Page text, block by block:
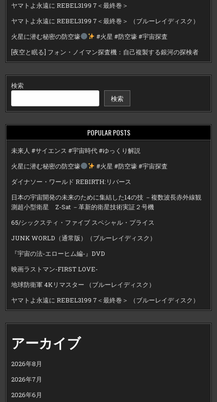
ヤマトよ永遠に REBEL3199 7＜最終巻＞
ヤマトよ永遠に REBEL3199 7＜最終巻＞ （ブルーレイディスク）
火星に潜む秘密の防空壕
#火星 #防空壕 #宇宙探査
[夜空と眠る] フォン・ノイマン探査機：自己複製する銀河の探検者
検索
検索
POPULAR POSTS
未来人 #サイエンス #宇宙時代 #ゆっくり解説
火星に潜む秘密の防空壕
#火星 #防空壕 #宇宙探査
ダイナソー・ワールド REBIRTH:リバース
日本の宇宙開発の未来のために集結した14の技 －複数波長赤外線観
測超小型衛星 Z-Sat －革新的衛星技術実証２号機
65/シックスティ・ファイブ スペシャル・プライス
JUNK WORLD（通常版）（ブルーレイディスク）
『宇宙の法-エローヒム編-』DVD
映画ラストマン-FIRST LOVE-
地球防衛軍 4Kリマスター （ブルーレイディスク）
ヤマトよ永遠に REBEL3199 7＜最終巻＞ （ブルーレイディスク）
アーカイブ
2026年8月
2026年7月
2026年6月